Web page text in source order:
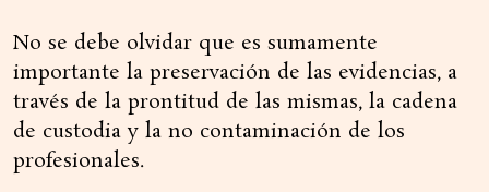
No se debe olvidar que es sumamente
importante la preservación de las evidencias, a
través de la prontitud de las mismas, la cadena
de custodia y la no contaminación de los
profesionales.